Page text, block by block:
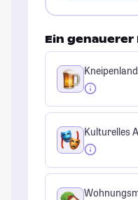
Ein genauerer
Kulturelles